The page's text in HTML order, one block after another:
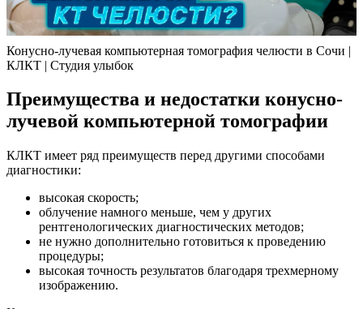
Конусно-лучевая компьютерная томография челюсти в Сочи |
КЛКТ | Студия улыбок
Преимущества и недостатки конусно-
лучевой компьютерной томографии
КЛКТ имеет ряд преимуществ перед другими способами
диагностики:
высокая скорость;
облучение намного меньше, чем у других
рентгенологических диагностических методов;
не нужно дополнительно готовиться к проведению
процедуры;
высокая точность результатов благодаря трехмерному
изображению.